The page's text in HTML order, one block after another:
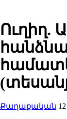
Ուղիղ.
Քաղաքական